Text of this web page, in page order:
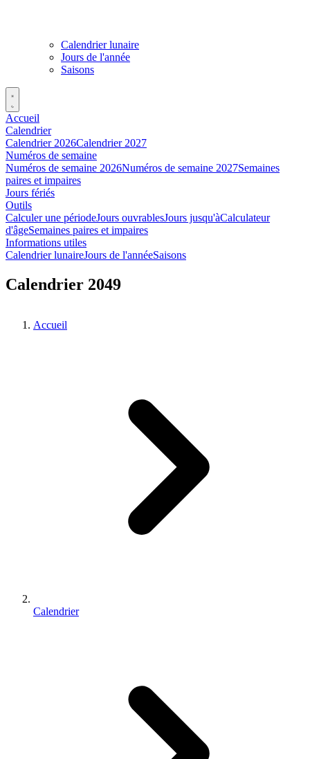
Calendrier lunaire
Jours de l'année
Saisons
Accueil
Calendrier
Calendrier 2026Calendrier 2027
Numéros de semaine
Numéros de semaine 2026Numéros de semaine 2027Semaines
paires et impaires
Jours fériés
Outils
Calculer une périodeJours ouvrablesJours jusqu'àCalculateur
d'âgeSemaines paires et impaires
Informations utiles
Calendrier lunaireJours de l'annéeSaisons
Calendrier 2049
Accueil
Calendrier